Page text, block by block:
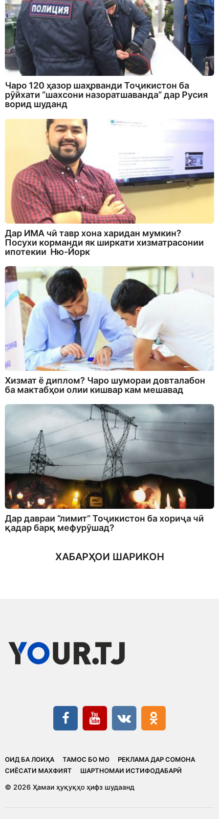
Чаро 120 ҳазор шаҳрванди Тоҷикистон ба
рӯйхати “шахсони назоратшаванда” дар Русия
ворид шуданд
Дар ИМА чӣ тавр хона харидан мумкин?
Посухи корманди як ширкати хизматрасонии
ипотекии Ню-Йорк
Хизмат ё диплом? Чаро шумораи довталабон
ба мактабҳои олии кишвар кам мешавад
Дар давраи “лимит” Тоҷикистон ба хориҷа чӣ
қадар барқ мефурӯшад?
ХАБАРҲОИ ШАРИКОН
ОИД БА ЛОИҲА ТАМОС БО МО
РЕКЛАМА ДАР СОМОНА
CИЁСАТИ МАХФИЯТ
ШАРТНОМАИ ИСТИФОДАБАРӢ
© 2026 Ҳамаи ҳуқуқҳо ҳифз шудаанд